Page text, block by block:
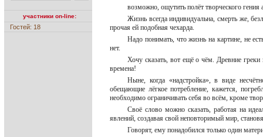
участники on-line:
Гостей: 18
возможно, ощутить полёт творческого
Жизнь всегда индивидуальна, смерть же,
прочая ей подобная чехарда.
Надо понимать, что жизнь на картине, не
нет.
Хочу сказать, вот ещё о чём. Древние
времена!
Ныне, когда «надстройка», в виде
обещающие лёгкое потребление, кажется,
необходимо ограничивать себя во всём, кроме
Своё слово можно сказать, работая на
явлений, создавая свой неповторимый мир,
Говорят, ему понадобился только один